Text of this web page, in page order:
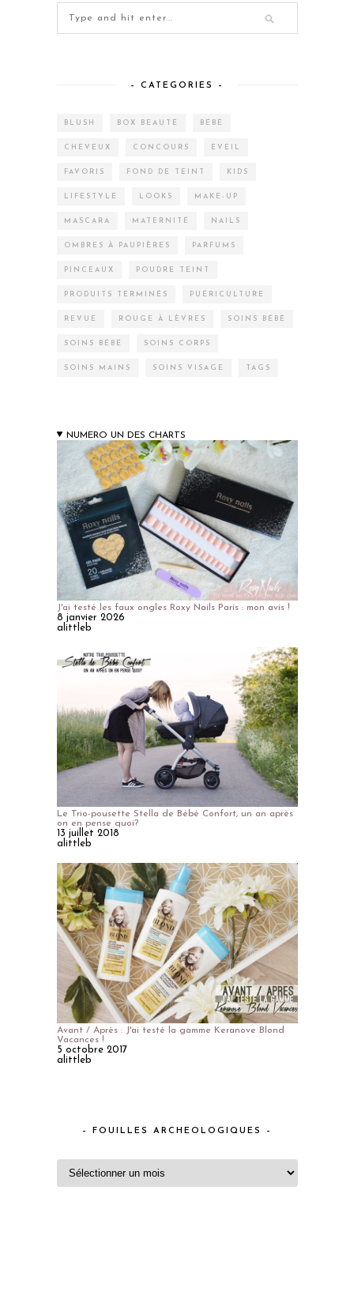
– CATEGORIES –
BLUSH BOX BEAUTÉ BÉBÉ
CHEVEUX CONCOURS EVEIL
FAVORIS FOND DE TEINT KIDS
LIFESTYLE LOOKS MAKE-UP
MASCARA MATERNITÉ NAILS
OMBRES À PAUPIÈRES PARFUMS
PINCEAUX POUDRE TEINT
PRODUITS TERMINÉS PUÉRICULTURE
REVUE ROUGE À LÈVRES SOINS BÉBÉ
SOINS BÉBÉ SOINS CORPS
SOINS MAINS SOINS VISAGE TAGS
NUMERO UN DES CHARTS
J'ai testé les faux ongles Roxy Nails Paris : mon avis !
8 janvier 2026
alittleb
Le Trio-pousette Stella de Bébé Confort, un an après
on en pense quoi?
13 juillet 2018
alittleb
Avant / Après : J'ai testé la gamme Keranove Blond
Vacances !
5 octobre 2017
alittleb
– FOUILLES ARCHEOLOGIQUES –